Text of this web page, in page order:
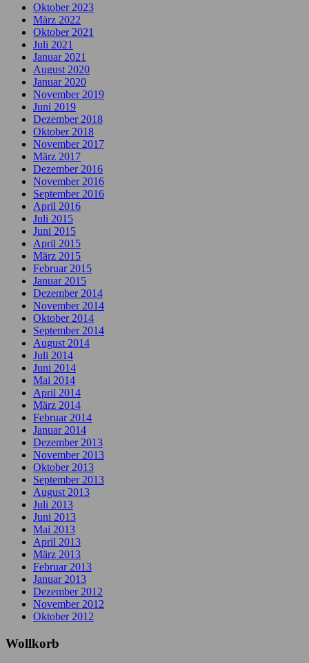
Oktober 2023
März 2022
Oktober 2021
Juli 2021
Januar 2021
August 2020
Januar 2020
November 2019
Juni 2019
Dezember 2018
Oktober 2018
November 2017
März 2017
Dezember 2016
November 2016
September 2016
April 2016
Juli 2015
Juni 2015
April 2015
März 2015
Februar 2015
Januar 2015
Dezember 2014
November 2014
Oktober 2014
September 2014
August 2014
Juli 2014
Juni 2014
Mai 2014
April 2014
März 2014
Februar 2014
Januar 2014
Dezember 2013
November 2013
Oktober 2013
September 2013
August 2013
Juli 2013
Juni 2013
Mai 2013
April 2013
März 2013
Februar 2013
Januar 2013
Dezember 2012
November 2012
Oktober 2012
Wollkorb